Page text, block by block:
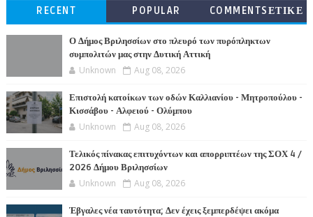
RECENT POPULAR
COMMENTSΕΤΙΚΕ
Ο Δήμος Βριλησσίων στο πλευρό των πυρόπληκτων
συμπολιτών μας στην Δυτική Αττική
Unknown Aug 08, 2026
Επιστολή κατοίκων των οδών Καλλιανίου - Μητροπούλου -
Κισσάβου - Αλφειού - Ολύμπου
Unknown Aug 08, 2026
Τελικός πίνακας επιτυχόντων και απορριπτέων της ΣΟΧ 4 /
2026 Δήμου Βριλησσίων
Unknown Aug 08, 2026
Έβγαλες νέα ταυτότητα; Δεν έχεις ξεμπερδέψει ακόμα